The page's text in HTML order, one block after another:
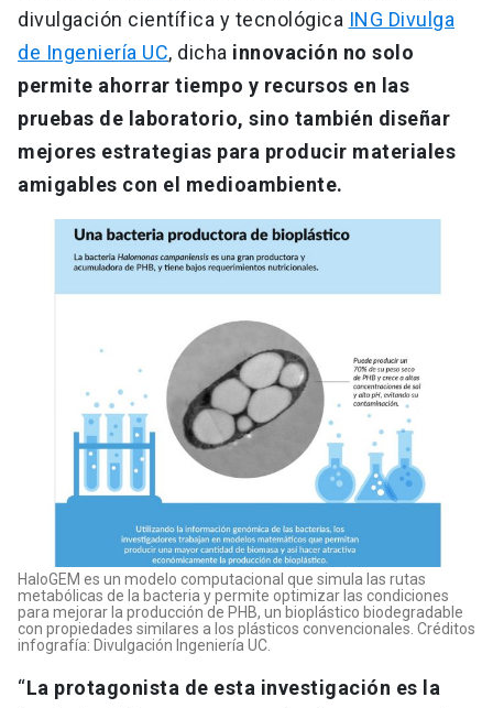
divulgación científica y tecnológica ING Divulga
de Ingeniería UC, dicha innovación no solo
permite ahorrar tiempo y recursos en las
pruebas de laboratorio, sino también diseñar
mejores estrategias para producir materiales
amigables con el medioambiente.
HaloGEM es un modelo computacional que simula las rutas
metabólicas de la bacteria y permite optimizar las condiciones
para mejorar la producción de PHB, un bioplástico biodegradable
con propiedades similares a los plásticos convencionales. Créditos
infografía: Divulgación Ingeniería UC.
“La protagonista de esta investigación es la